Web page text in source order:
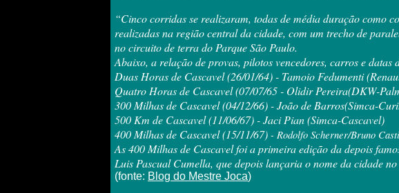
“Cinco corridas se realizaram, todas de média duração como
realizadas na região central da cidade, com um trecho de
no circuito de terra do Parque São Paulo.
Abaixo, a relação de provas, pilotos vencedores, carros e datas
Duas Horas de Cascavel (26/01/64) - Tamoio Fedumenti
Quatro Horas de Cascavel (07/07/65 - Olidir Pereira(DKW-
300 Milhas de Cascavel (04/12/66) - João de Barros(Simca-
500 Km de Cascavel (11/06/67) - Jaci Pian (Simca-Cascavel)
400 Milhas de Cascavel (15/11/67) - Rodolfo Scherner/Bruno
As 400 Milhas de Cascavel foi a primeira edição da depois
Luis Pascual Cumella, que depois lançaria o nome da cidade
(fonte: Blog do Mestre Joca)